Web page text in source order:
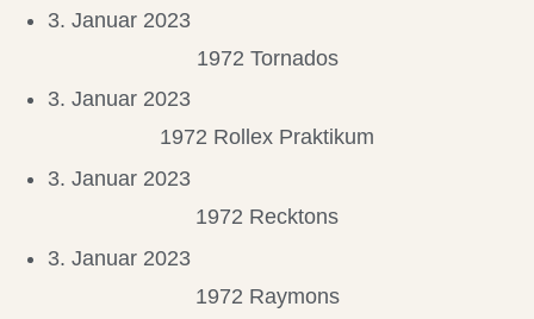
3. Januar 2023
1972 Tornados
3. Januar 2023
1972 Rollex Praktikum
3. Januar 2023
1972 Recktons
3. Januar 2023
1972 Raymons